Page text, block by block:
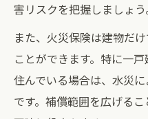
害リスクを把握しましょう
また、火災保険は建物だ
ことができます。特に一
住んでいる場合は、水災
です。補償範囲を広げるこ